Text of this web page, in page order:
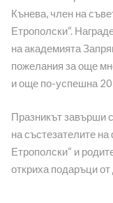
Кънева, член на
Етрополски“.
на академията
пожелания за още
и още по-успешна
Празникът завърши
на състезателите
Етрополски“ и
откриха подаръци